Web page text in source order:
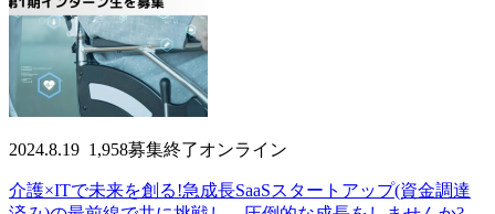
2024.8.19 1,958募集終了オンライン
介護×ITで未来を創る!急成長SaaSスタートアップ(資金調達